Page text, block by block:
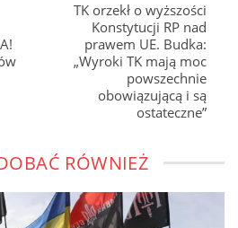
TK orzekł o wyższości
Konstytucji RP nad
prawem UE. Budka:
„Wyroki TK mają moc
powszechnie
obowiązującą i są
ostateczne”
RÓWNIEŻ